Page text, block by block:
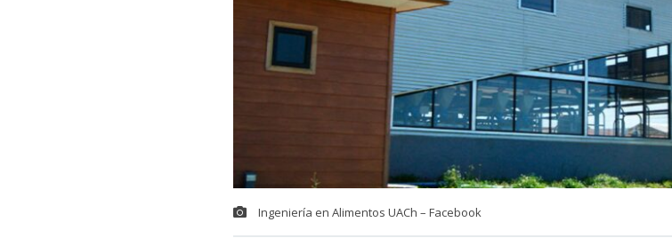
Ingeniería en Alimentos UACh – Facebook